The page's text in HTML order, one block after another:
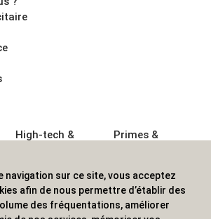
High-tech &
Sport &
Outdoor
Enfant
Primes &
Boisson
Textile &
Casquette
navigation sur ce site, vous acceptez
afin de nous permettre d’établir des
des fréquentations, améliorer